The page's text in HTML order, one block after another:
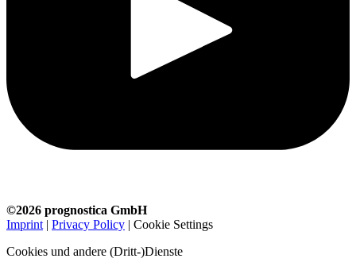
©2026 prognostica GmbH
Imprint | Privacy Policy | Cookie Settings
Cookies und andere (Dritt-)Dienste